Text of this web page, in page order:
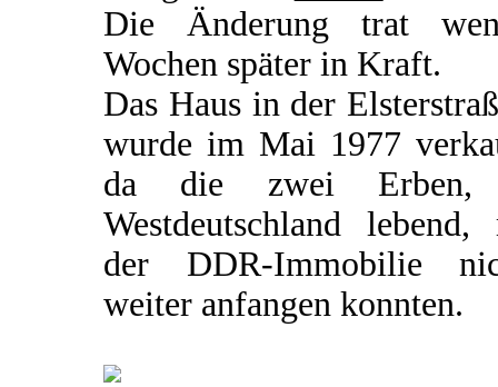
Die Änderung trat
Wochen später in Kraft.
Das Haus in der
wurde im Mai 1977
da die zwei
Westdeutschland lebend,
der DDR-Immobilie
weiter anfangen konnten.